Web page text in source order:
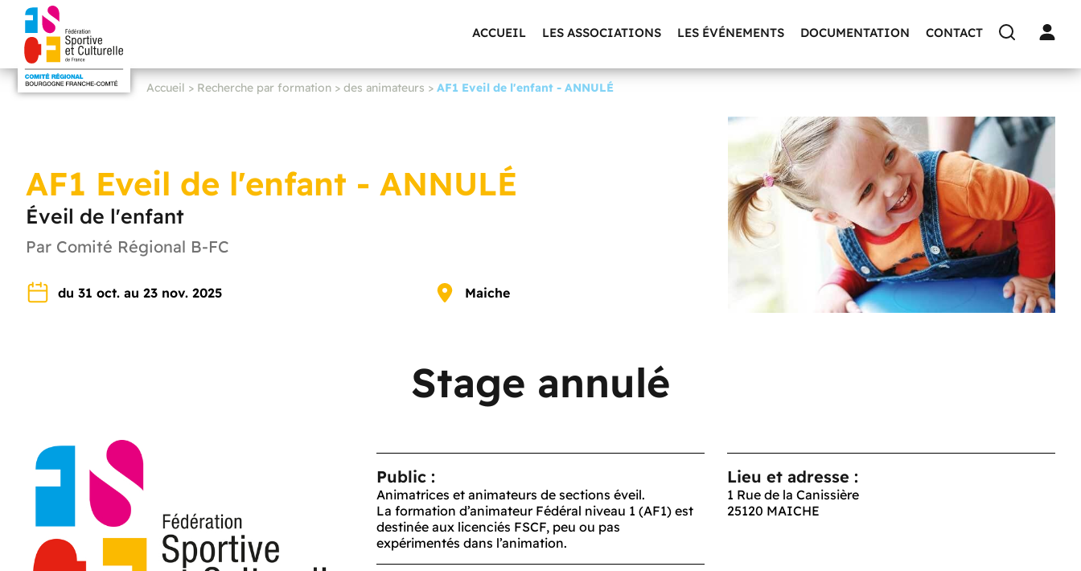
ACCUEIL LES ASSOCIATIONS LES ÉVÉNEMENTS DOCUMENTATION CONTACT
Accueil > Recherche par formation > des animateurs > AF1 Eveil de l'enfant - ANNULÉ
AF1 Eveil de l'enfant - ANNULÉ
Éveil de l'enfant
Par Comité Régional B-FC
du 31 oct. au 23 nov. 2025 Maiche
Stage annulé
Public :
Animatrices et animateurs de sections éveil.
La formation d’animateur Fédéral niveau 1 (AF1) est
destinée aux licenciés FSCF, peu ou pas
expérimentés dans l’animation.
Lieu et adresse :
1 Rue de la Canissière
25120 MAICHE